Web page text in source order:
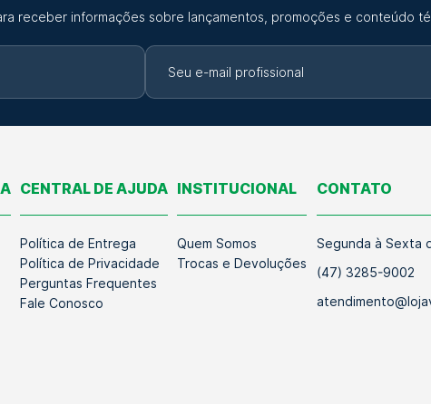
receber informações sobre lançamentos, promoções e conteúdo
CENTRAL DE AJUDA
Política de Entrega
Política de Privacidade
Perguntas Frequentes
Fale Conosco
INSTITUCIONAL
Quem Somos
Trocas e Devoluções
CONTATO
Segunda à Sexta
(47) 3285-9002